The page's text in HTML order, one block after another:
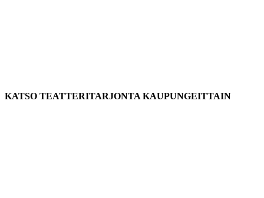
KATSO TEATTERITARJONTA KAUPUNGEITTAIN